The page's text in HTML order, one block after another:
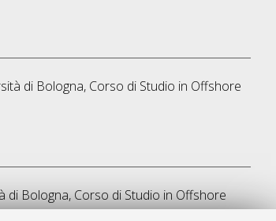
di Bologna, Corso di Studio in Offshore
di Bologna, Corso di Studio in Offshore